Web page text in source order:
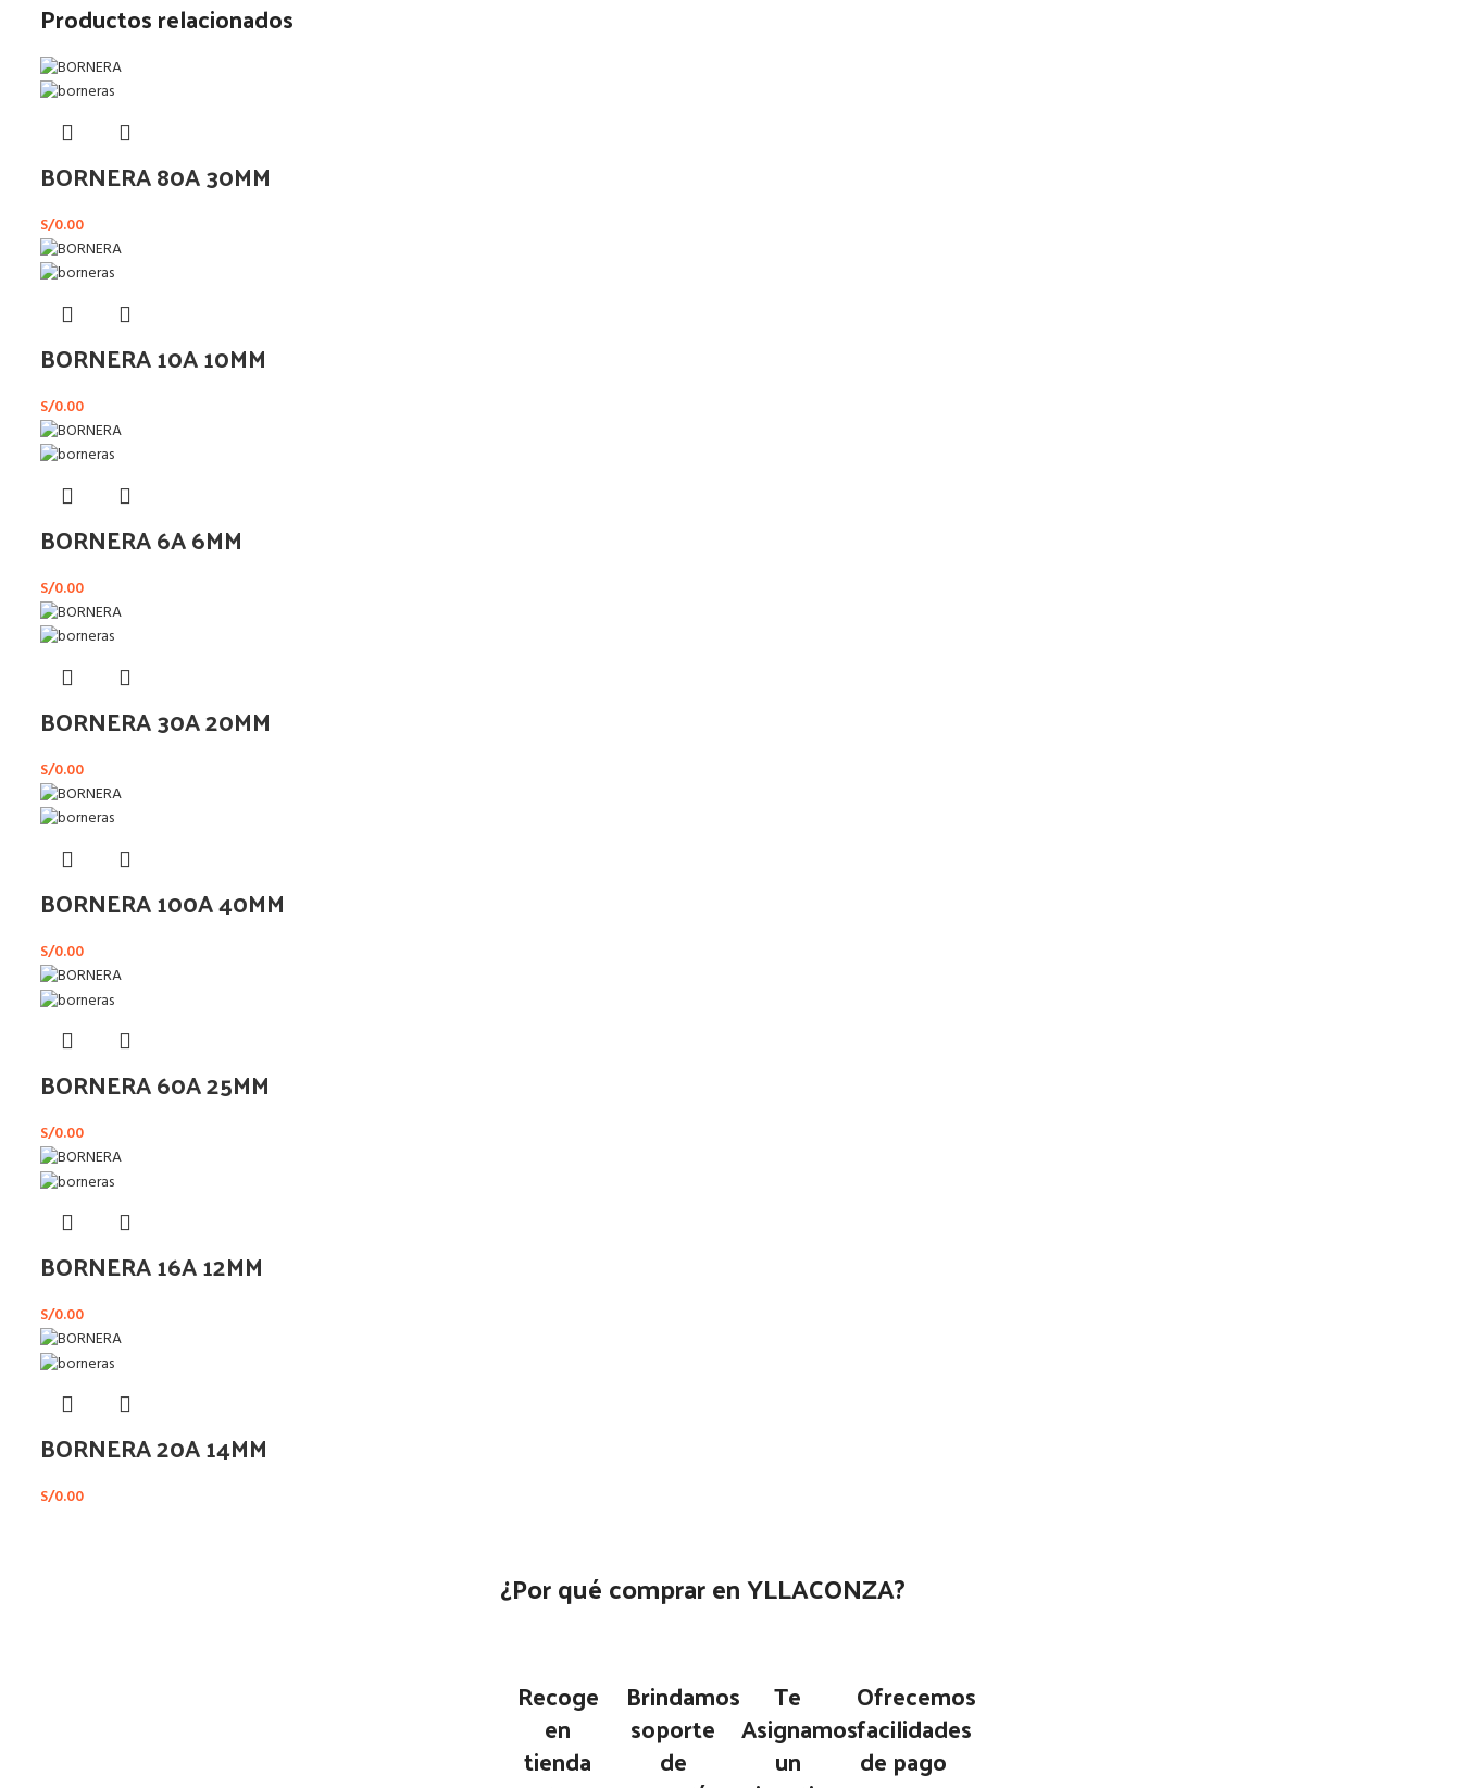
Productos relacionados
BORNERA 80A 30MM
S/0.00
BORNERA 10A 10MM
S/0.00
BORNERA 6A 6MM
S/0.00
BORNERA 30A 20MM
S/0.00
BORNERA 100A 40MM
S/0.00
BORNERA 60A 25MM
S/0.00
BORNERA 16A 12MM
S/0.00
BORNERA 20A 14MM
S/0.00
¿Por qué comprar en YLLACONZA?
Recoge
en
tienda
Brindamos
soporte
de
Te
Asignamos
un
Ofrecemos
facilidades
de pago